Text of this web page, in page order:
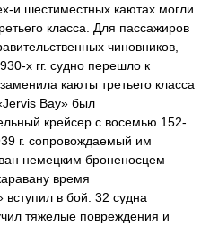
и шестиместных каютах могли
класса. Для пассажиров
чиновников,
х гг. судно перешло к
каюты третьего класса
Bay» был
крейсер с восемью 152-
г. сопровождаемый им
немецким броненосцем
время
вступил в бой. 32 судна
тяжелые повреждения и